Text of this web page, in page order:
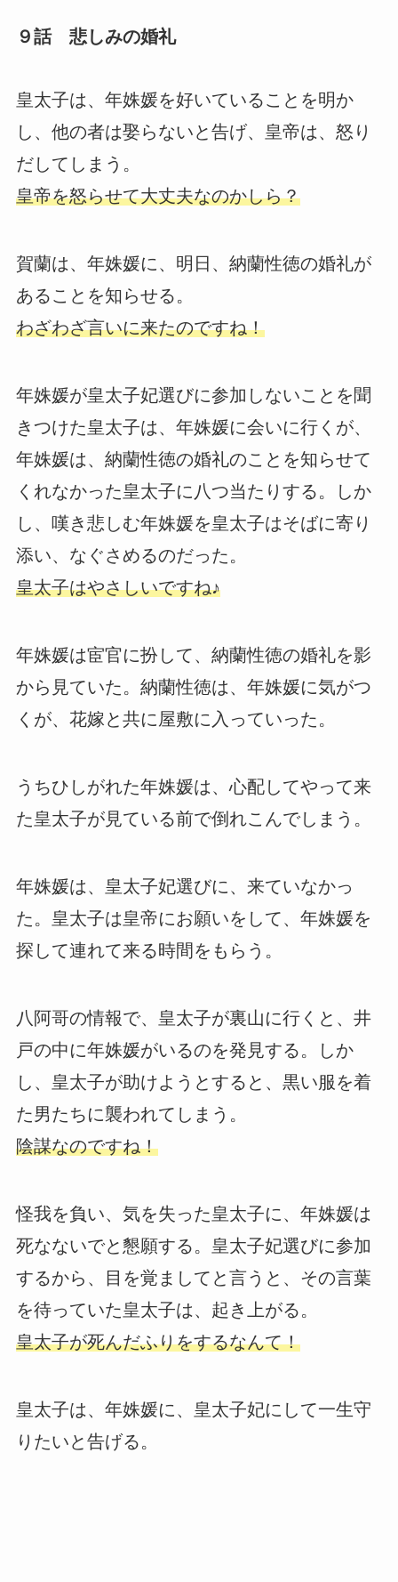
９話 悲しみの婚礼
皇太子は、年姝媛を好いていることを明か
し、他の者は娶らないと告げ、皇帝は、怒り
だしてしまう。
皇帝を怒らせて大丈夫なのかしら？
賀蘭は、年姝媛に、明日、納蘭性徳の婚礼が
あることを知らせる。
わざわざ言いに来たのですね！
年姝媛が皇太子妃選びに参加しないことを聞
きつけた皇太子は、年姝媛に会いに行くが、
年姝媛は、納蘭性徳の婚礼のことを知らせて
くれなかった皇太子に八つ当たりする。しか
し、嘆き悲しむ年姝媛を皇太子はそばに寄り
添い、なぐさめるのだった。
皇太子はやさしいですね♪
年姝媛は宦官に扮して、納蘭性徳の婚礼を影
から見ていた。納蘭性徳は、年姝媛に気がつ
くが、花嫁と共に屋敷に入っていった。
うちひしがれた年姝媛は、心配してやって来
た皇太子が見ている前で倒れこんでしまう。
年姝媛は、皇太子妃選びに、来ていなかっ
た。皇太子は皇帝にお願いをして、年姝媛を
探して連れて来る時間をもらう。
八阿哥の情報で、皇太子が裏山に行くと、井
戸の中に年姝媛がいるのを発見する。しか
し、皇太子が助けようとすると、黒い服を着
た男たちに襲われてしまう。
陰謀なのですね！
怪我を負い、気を失った皇太子に、年姝媛は
死なないでと懇願する。皇太子妃選びに参加
するから、目を覚ましてと言うと、その言葉
を待っていた皇太子は、起き上がる。
皇太子が死んだふりをするなんて！
皇太子は、年姝媛に、皇太子妃にして一生守
りたいと告げる。